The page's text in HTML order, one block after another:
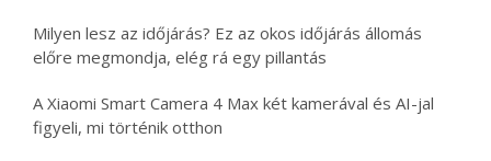
Milyen lesz az időjárás? Ez az okos időjárás állomás
előre megmondja, elég rá egy pillantás
A Xiaomi Smart Camera 4 Max két kamerával és AI-jal
figyeli, mi történik otthon